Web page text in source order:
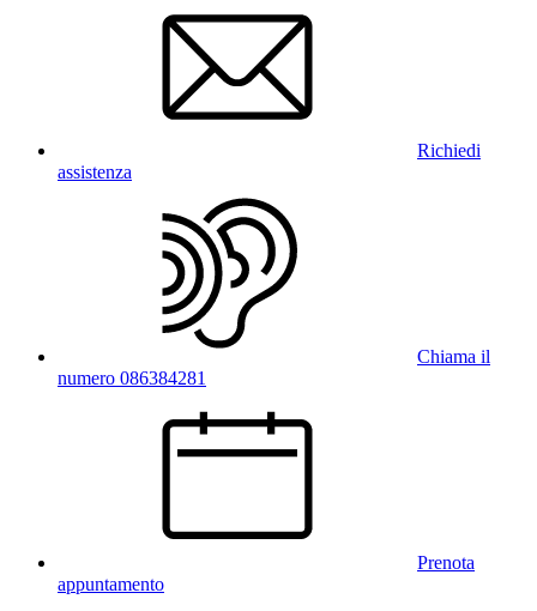
Richiedi
assistenza
Chiama il
numero 086384281
Prenota
appuntamento